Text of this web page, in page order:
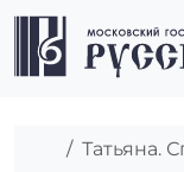
Перейти к
Перейти к футеру
Главная
Татьяна.